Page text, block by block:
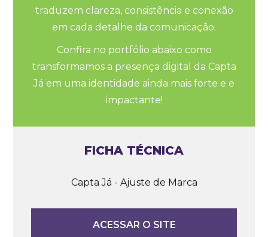
traduzem clareza, consistência e conexão
em cada detalhe da comunicação.​
Confira no portfólio abaixo como
transformamos a presença digital da Capta
Já em uma identidade ainda mais forte e e
impactante!
FICHA TÉCNICA
Capta Já - Ajuste de Marca
ACESSAR O SITE